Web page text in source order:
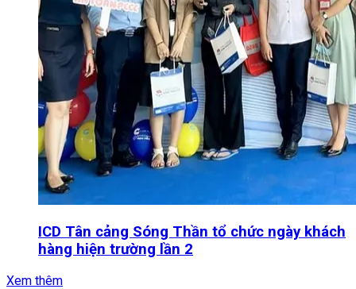
ICD Tân cảng Sóng Thần tổ chức ngày khách
hàng hiện trường lần 2
Xem thêm